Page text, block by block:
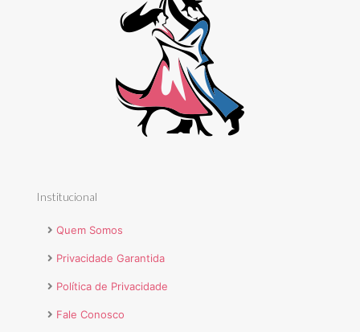
Institucional
Quem Somos
Privacidade Garantida
Política de Privacidade
Fale Conosco